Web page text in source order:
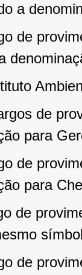
a
de
de
para
de
para
de
de